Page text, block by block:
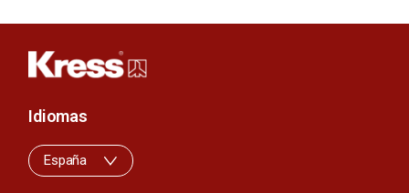
Idiomas
España